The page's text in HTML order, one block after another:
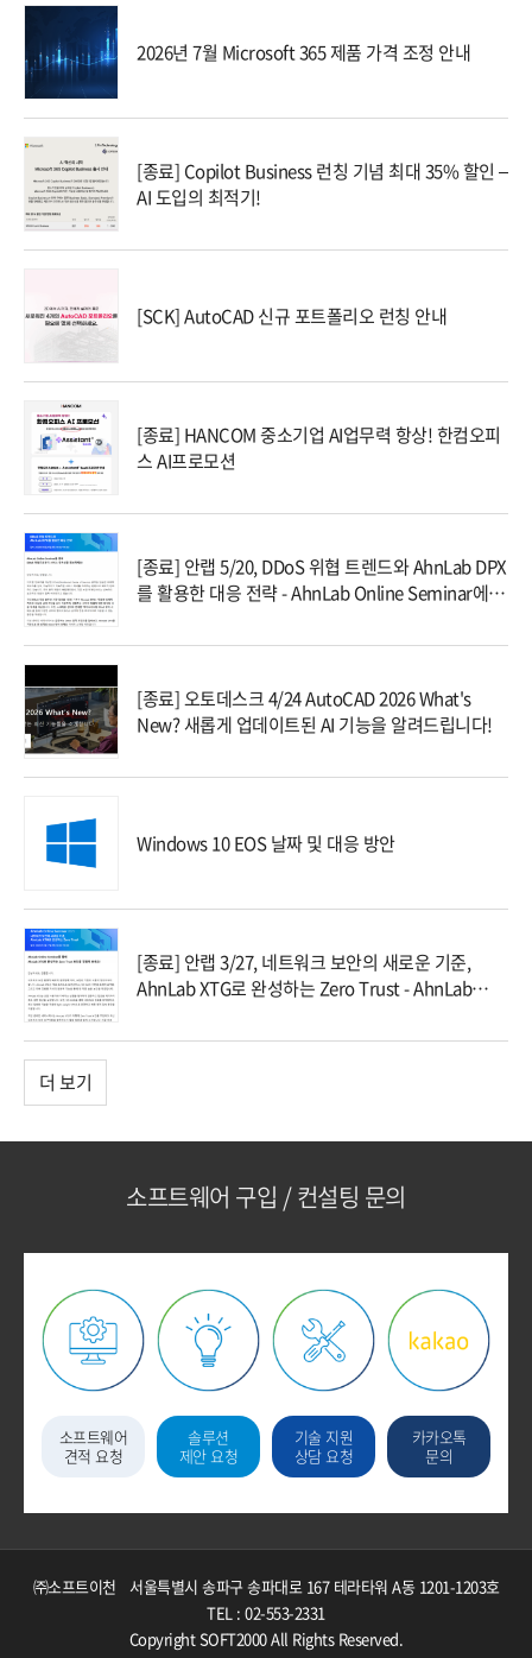
2026년 7월 Microsoft 365 제품 가격 조정 안내
[종료] Copilot Business 런칭 기념 최대 35% 할인 –
AI 도입의 최적기!
[SCK] AutoCAD 신규 포트폴리오 런칭 안내
[종료] HANCOM 중소기업 AI업무력 항상! 한컴오피
스 AI프로모션
[종료] 안랩 5/20, DDoS 위협 트렌드와 AhnLab DPX
를 활용한 대응 전략 - AhnLab Online Seminar에 초
[종료] 오토데스크 4/24 AutoCAD 2026 What's
New? 새롭게 업데이트된 AI 기능을 알려드립니다!
Windows 10 EOS 날짜 및 대응 방안
[종료] 안랩 3/27, 네트워크 보안의 새로운 기준,
AhnLab XTG로 완성하는 Zero Trust - AhnLab
더 보기
소프트웨어 구입 / 컨설팅 문의
소프트웨어
견적 요청
솔루션
제안 요청
기술 지원
상담 요청
카카오톡
문의
㈜소프트이천
서울특별시 송파구 송파대로 167 테라타워 A동 1201-1203호
TEL : 02-553-2331
Copyright SOFT2000 All Rights Reserved.